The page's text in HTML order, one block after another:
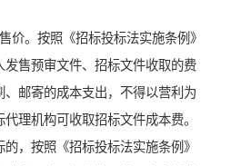
价。按照《招标投标法实施条例》
发售预审文件、招标文件收取的费
、邮寄的成本支出，不得以营利为
理机构可收取招标文件成本费。
，按照《招标投标法实施条例》